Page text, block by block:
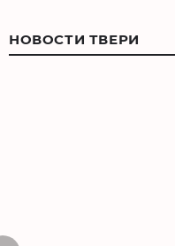
НОВОСТИ ТВЕРИ